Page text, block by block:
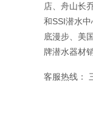
店、舟山长
和SSI潜水中
底漫步、美
牌潜水器材
客服热线：